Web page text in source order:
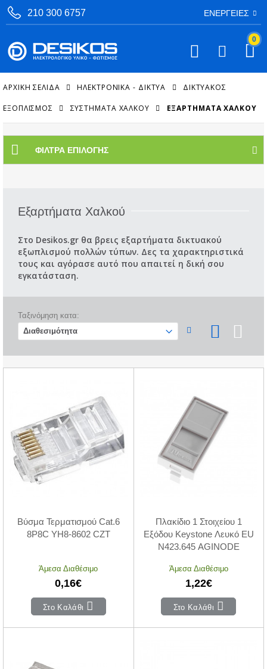
210 300 6757 ΕΝΈΡΓΕΙΕΣ
0
ΑΡΧΙΚΉ ΣΕΛΊΔΑ ΗΛΕΚΤΡΟΝΙΚΑ - ΔΙΚΤΥΑ ΔΙΚΤΥΑΚΌΣ
ΕΞΟΠΛΙΣΜΌΣ ΣΥΣΤΉΜΑΤΑ ΧΑΛΚΟΎ ΕΞΑΡΤΉΜΑΤΑ ΧΑΛΚΟΎ
ΦΊΛΤΡΑ ΕΠΙΛΟΓΉΣ
Εξαρτήματα Χαλκού
Στο Desikos.gr θα βρεις εξαρτήματα δικτυακού
εξωπλισμού πολλών τύπων. Δες τα χαρακτηριστικά
τους και αγόρασε αυτό που απαιτεί η δική σου
εγκατάσταση.
Ταξινόμηση κατα:
Βύσμα Τερματισμού Cat.6
8P8C YH8-8602 CZT
Άμεσα Διαθέσιμο
0,16€
Στο Καλάθι
Πλακίδιο 1 Στοιχείου 1
Εξόδου Keystone Λευκό EU
N423.645 AGINODE
Άμεσα Διαθέσιμο
1,22€
Στο Καλάθι